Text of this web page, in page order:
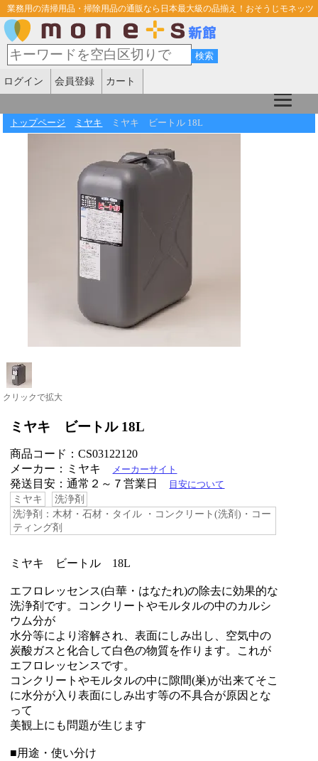
業務用の清掃用品・掃除用品の通販なら日本最大級の品揃え！おそうじモネッツ
ログイン 会員登録 カート
トップページ ミヤキ ミヤキ ビートル 18L
クリックで拡大
ミヤキ ビートル 18L
商品コード：CS03122120
メーカー：ミヤキ
メーカーサイト
発送目安：通常２～７営業日 目安について
ミヤキ
洗浄剤
洗浄剤：木材・石材・タイル ・コンクリート(洗剤)・コー
ティング剤
ミヤキ ビートル 18L
エフロレッセンス(白華・はなたれ)の除去に効果的な
洗浄剤です。コンクリートやモルタルの中のカルシ
ウム分が
水分等により溶解され、表面にしみ出し、空気中の
炭酸ガスと化合して白色の物質を作ります。これが
エフロレッセンスです。
コンクリートやモルタルの中に隙間(巣)が出来てそこ
に水分が入り表面にしみ出す等の不具合が原因とな
って
美観上にも問題が生じます
■用途・使い分け